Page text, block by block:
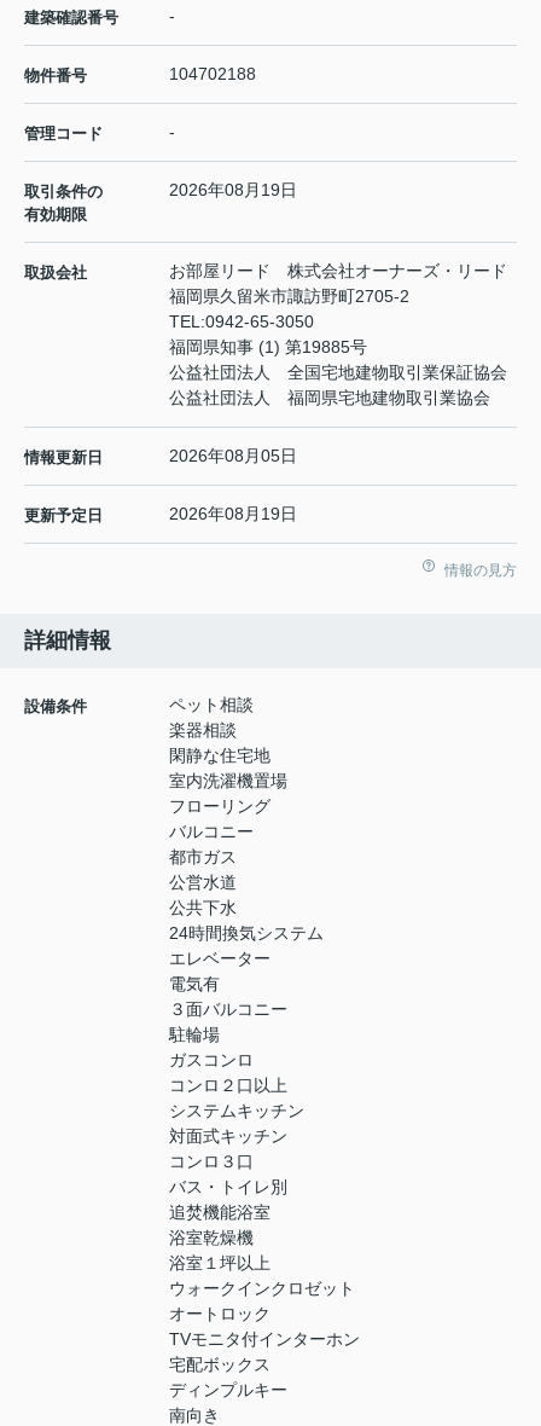
建築確認番号 -
物件番号 104702188
管理コード -
取引条件の
有効期限
2026年08月19日
取扱会社
お部屋リード 株式会社オーナーズ・リード
福岡県久留米市諏訪野町2705-2
TEL:0942-65-3050
福岡県知事 (1) 第19885号
公益社団法人 全国宅地建物取引業保証協会
公益社団法人 福岡県宅地建物取引業協会
情報更新日 2026年08月05日
更新予定日 2026年08月19日
情報の見方
詳細情報
設備条件
ペット相談
楽器相談
閑静な住宅地
室内洗濯機置場
フローリング
バルコニー
都市ガス
公営水道
公共下水
24時間換気システム
エレベーター
電気有
３面バルコニー
駐輪場
ガスコンロ
コンロ２口以上
システムキッチン
対面式キッチン
コンロ３口
バス・トイレ別
追焚機能浴室
浴室乾燥機
浴室１坪以上
ウォークインクロゼット
オートロック
TVモニタ付インターホン
宅配ボックス
ディンプルキー
南向き